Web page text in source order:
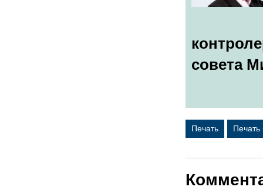
совета
Печать Печать